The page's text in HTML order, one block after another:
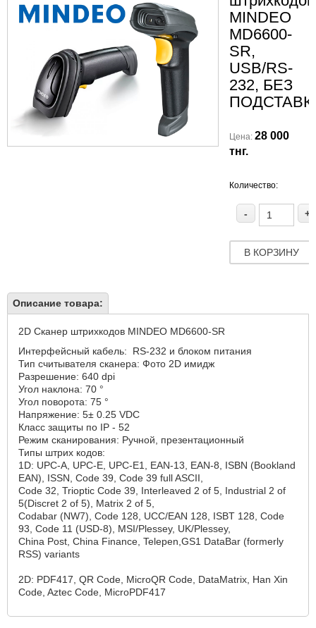
MINDEO
MD6600-
SR,
USB/RS-
232, БЕЗ
Цена: 28 000
тнг.
Количество:
+
-
В КОРЗИНУ
Описание товара:
2D Сканер штрихкодов MINDEO MD6600-SR
Интерфейсный кабель: RS-232 и блоком питания
Тип считывателя сканера: Фото 2D имидж
Разрешение: 640 dpi
Угол наклона: 70 °
Угол поворота: 75 °
Напряжение: 5± 0.25 VDC
Класс защиты по IP - 52
Режим сканирования: Ручной, презентационный
Типы штрих кодов:
1D: UPC-A, UPC-E, UPC-E1, EAN-13, EAN-8, ISBN (Bookland
EAN), ISSN, Code 39, Code 39 full ASCII,
Code 32, Trioptic Code 39, Interleaved 2 of 5, Industrial 2 of
5(Discret 2 of 5), Matrix 2 of 5,
Codabar (NW7), Code 128, UCC/EAN 128, ISBT 128, Code
93, Code 11 (USD-8), MSI/Plessey, UK/Plessey,
China Post, China Finance, Telepen,GS1 DataBar (formerly
RSS) variants
2D: PDF417, QR Code, MicroQR Code, DataMatrix, Han Xin
Code, Aztec Code, MicroPDF417